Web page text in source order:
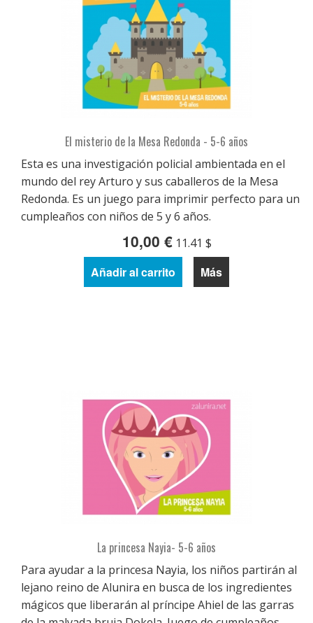
El misterio de la Mesa Redonda - 5-6 años
Esta es una investigación policial ambientada en el
mundo del rey Arturo y sus caballeros de la Mesa
Redonda. Es un juego para imprimir perfecto para un
cumpleaños con niños de 5 y 6 años.
10,00 € 11.41 $
Añadir al carrito Más
La princesa Nayia- 5-6 años
Para ayudar a la princesa Nayia, los niños partirán al
lejano reino de Alunira en busca de los ingredientes
mágicos que liberarán al príncipe Ahiel de las garras